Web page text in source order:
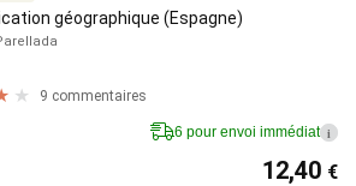
géographique (Espagne)
9 commentaires
6 pour envoi immédiat i
12,40 €